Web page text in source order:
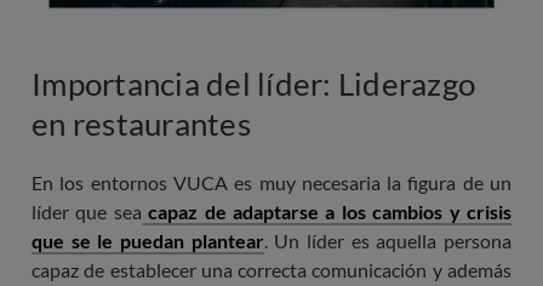
Importancia del líder: Liderazgo
en restaurantes
En los entornos VUCA es muy necesaria la figura de un
líder que sea capaz de adaptarse a los cambios y crisis
que se le puedan plantear. Un líder es aquella persona
capaz de establecer una correcta comunicación y además